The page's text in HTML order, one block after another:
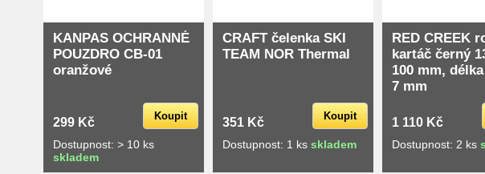
KANPAS OCHRANNÉ
POUZDRO CB-01
oranžové
299 Kč Koupit
Dostupnost: > 10 ks
skladem
CRAFT čelenka SKI
TEAM NOR Thermal
351 Kč Koupit
Dostupnost: 1 ks skladem
RED CREEK
kartáč černý
100 mm,
7 mm
1 110 Kč
Dostupnost: 2 ks